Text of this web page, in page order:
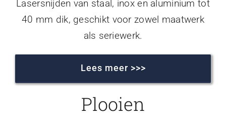
Lasersnijden van staal, inox en aluminium tot
40 mm dik, geschikt voor zowel maatwerk
als seriewerk.
Lees meer >>>
Plooien